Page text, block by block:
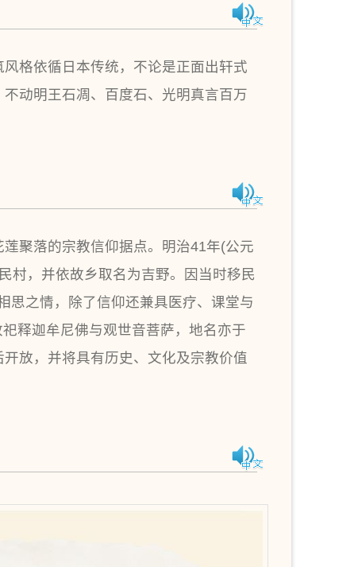
格依循日本传统，不论是正面出轩式
动明王石凋、百度石、光明真言百万
聚落的宗教信仰据点。明治41年(公元
村，并依故乡取名为吉野。因当时移民
思之情，除了信仰还兼具医疗、课堂与
释迦牟尼佛与观世音菩萨，地名亦于
放，并将具有历史、文化及宗教价值